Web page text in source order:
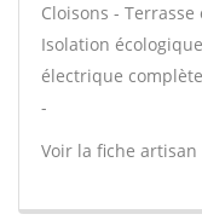
Cloisons -
Isolation
électrique
-
Voir la fiche artisan